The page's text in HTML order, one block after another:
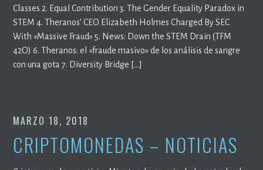
Classes 2. Equal Contribution 3. The Gender Equality Paradox in
STEM 4. Theranos’ CEO Elizabeth Holmes Charged By SEC
With «Massive Fraud» 5. News: Down the STEM Drain (TFM
42O) 6. Theranos: el «fraude masivo» de los análisis de sangre
con una gota 7. Diversity Bridge […]
MARZO 18, 2018
CRIPTOMONEDAS – NOTICIAS